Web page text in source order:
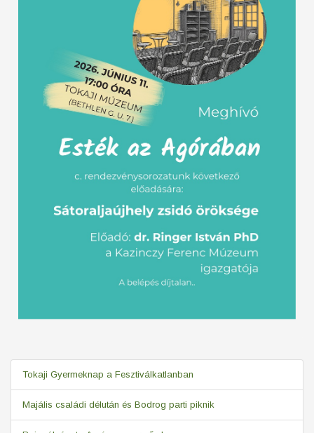
Tokaji Gyermeknap a Fesztiválkatlanban
Majális családi délután és Bodrog parti piknik